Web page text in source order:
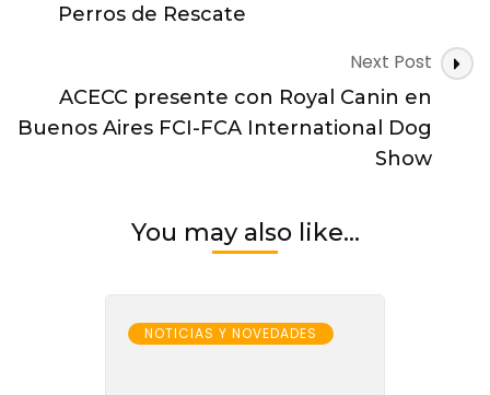
Perros de Rescate
Next Post
ACECC presente con Royal Canin en
Buenos Aires FCI-FCA International Dog
Show
You may also like...
NOTICIAS Y NOVEDADES